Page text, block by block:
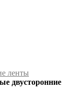
ленты
двусторонние